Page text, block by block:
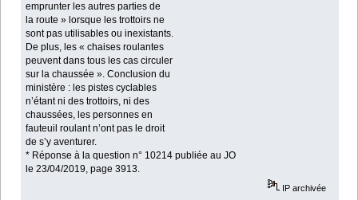
emprunter les autres parties de
la route » lorsque les trottoirs ne
sont pas utilisables ou inexistants.
De plus, les « chaises roulantes
peuvent dans tous les cas circuler
sur la chaussée ». Conclusion du
ministère : les pistes cyclables
n’étant ni des trottoirs, ni des
chaussées, les personnes en
fauteuil roulant n’ont pas le droit
de s’y aventurer.
* Réponse à la question n° 10214 publiée au JO
le 23/04/2019, page 3913.
IP archivée